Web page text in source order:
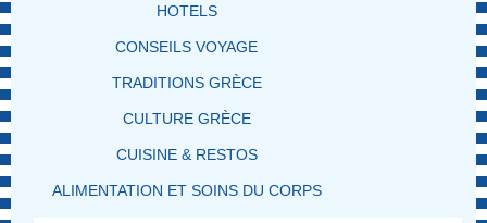
HOTELS
CONSEILS VOYAGE
TRADITIONS GRÈCE
CULTURE GRÈCE
CUISINE & RESTOS
ALIMENTATION ET SOINS DU CORPS